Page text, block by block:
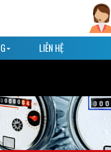
LIÊN HỆ